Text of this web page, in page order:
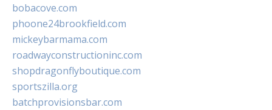
bobacove.com
phoone24brookfield.com
mickeybarmama.com
roadwayconstructioninc.com
shopdragonflyboutique.com
sportszilla.org
batchprovisionsbar.com